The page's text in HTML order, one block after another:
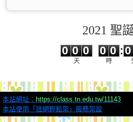
2021 聖
0 0 0
天
0
0
0
時
:
0
0
本站網址： https://class.tn.edu.tw/11143
本站使用「班網輕鬆架」服務架設